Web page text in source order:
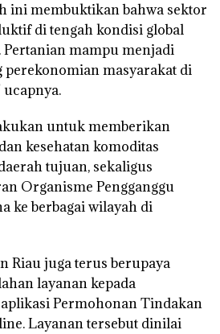
ini membuktikan bahwa sektor
di tengah kondisi global
Pertanian mampu menjadi
perekonomian masyarakat di
ucapnya.
untuk memberikan
kesehatan komoditas
tujuan, sekaligus
Organisme Pengganggu
ke berbagai wilayah di
Riau juga terus berupaya
layanan kepada
Permohonan Tindakan
Layanan tersebut dinilai